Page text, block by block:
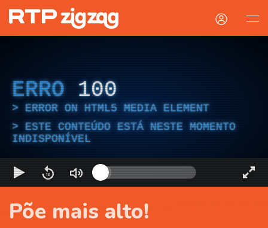
ERRO 100
ERROR ON HTML5 MEDIA ELEMENT
ESTE CONTEÚDO ESTÁ NESTE MOMENTO
INDISPONÍVEL
Põe mais alto!